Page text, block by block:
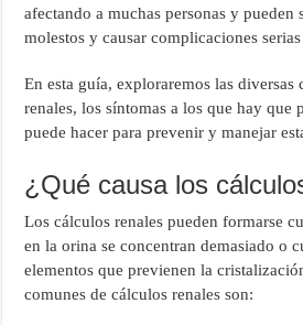
afectando a muchas personas y pueden
molestos y causar complicaciones
En esta guía, exploraremos las diversas
renales, los síntomas a los que hay que
puede hacer para prevenir y manejar
¿Qué causa los
Los cálculos renales pueden formarse
en la orina se concentran demasiado o
elementos que previenen la
comunes de cálculos renales son: